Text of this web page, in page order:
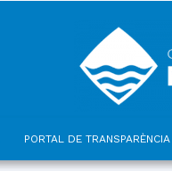
PORTAL DE TRANSPARÈNCIA